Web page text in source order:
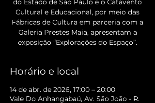
do Estado de São Paulo e o Catavento
Cultural e Educacional, por meio das
Fábricas de Cultura em parceria com a
Galeria Prestes Maia, apresentam a
exposição “Explorações do Espaço”.
Horário e local
14 de abr. de 2026, 17:00 – 20:00
Vale Do Anhangabaú, Av. São João - R.